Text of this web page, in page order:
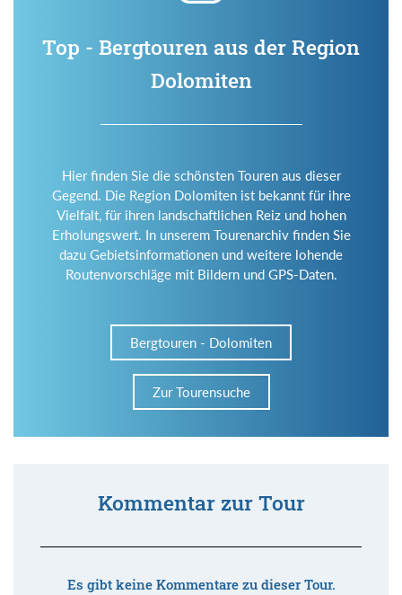
Top - Bergtouren aus der Region
Dolomiten
Hier finden Sie die schönsten Touren aus dieser
Gegend. Die Region Dolomiten ist bekannt für ihre
Vielfalt, für ihren landschaftlichen Reiz und hohen
Erholungswert. In unserem Tourenarchiv finden Sie
dazu Gebietsinformationen und weitere lohende
Routenvorschläge mit Bildern und GPS-Daten.
Bergtouren - Dolomiten
Zur Tourensuche
Kommentar zur Tour
Es gibt keine Kommentare zu dieser Tour.